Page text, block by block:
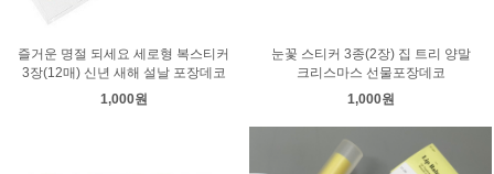
즐거운 명절 되세요 세로형 복스티커
3장(12매) 신년 새해 설날 포장데코
1,000원
눈꽃 스티커 3종(2장) 집 트리 양말
크리스마스 선물포장데코
1,000원